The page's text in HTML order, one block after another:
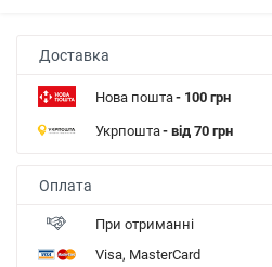
Доставка
Нова пошта- 100 грн
Укрпошта- від 70 грн
Оплата
При отриманні
Visa, MasterCard